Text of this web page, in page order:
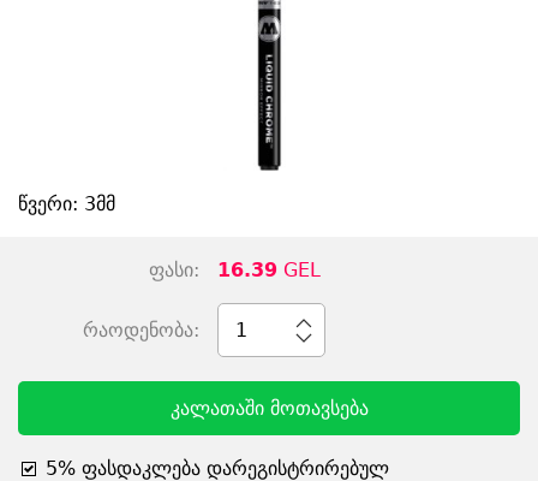
წვერი: 3მმ
ფასი: 16.39 GEL
რაოდენობა: 1
კალათაში მოთავსება
5% ფასდაკლება დარეგისტრირებულ